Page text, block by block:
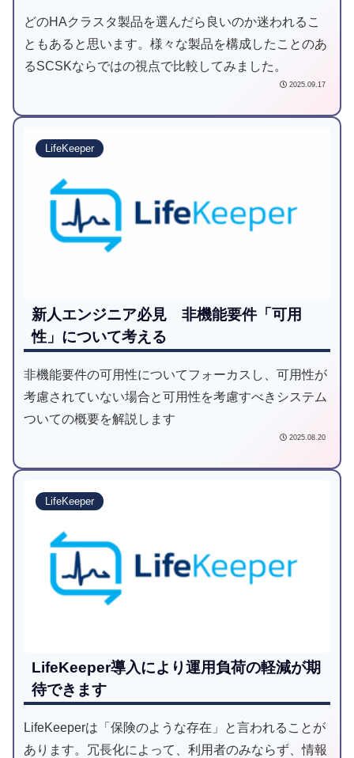
どのHAクラスタ製品を選んだら良いのか迷われるこ
ともあると思います。様々な製品を構成したことのあ
るSCSKならではの視点で比較してみました。
2025.09.17
LifeKeeper
新人エンジニア必見 非機能要件「可用
性」について考える
非機能要件の可用性についてフォーカスし、可用性が
考慮されていない場合と可用性を考慮すべきシステム
ついての概要を解説します
2025.08.20
LifeKeeper
LifeKeeper導入により運用負荷の軽減が期
待できます
LifeKeeperは「保険のような存在」と言われることが
あります。冗長化によって、利用者のみならず、情報